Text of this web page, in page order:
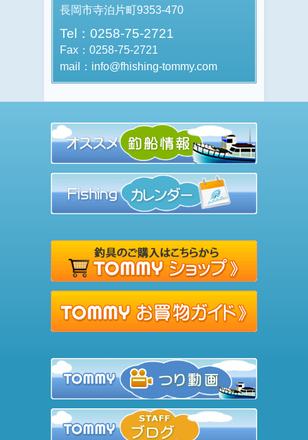
長岡市寺泊片町9353-470
Tel：0258-75-2721
Fax：0258-75-2721
mail：info@fhishing-tommy.com